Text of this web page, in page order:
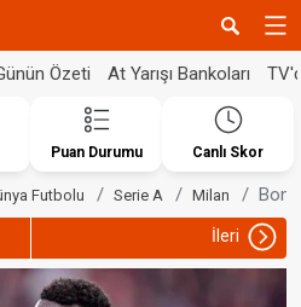
Özeti At Yarışı Bankoları
Puan Durumu Canlı Skor
Futbolu Serie A Milan
İleri